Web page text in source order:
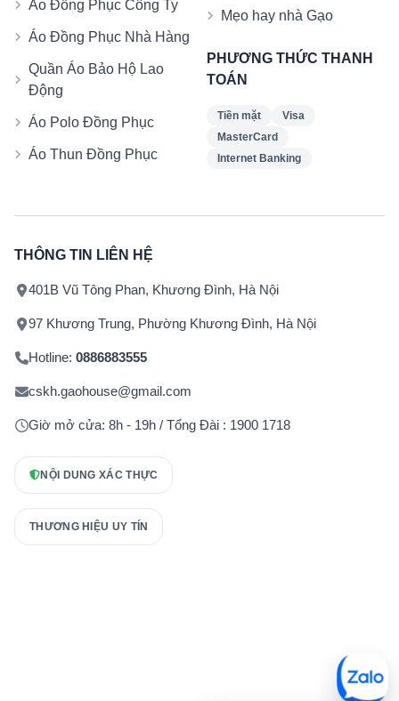
Áo Đồng Phục Công Ty
Áo Đồng Phục Nhà Hàng
Quần Áo Bảo Hộ Lao
Động
Áo Polo Đồng Phục
Áo Thun Đồng Phục
Mẹo hay nhà Gạo
PHƯƠNG THỨC THANH
TOÁN
Tiền mặt
Visa
MasterCard
Internet Banking
THÔNG TIN LIÊN HỆ
401B Vũ Tông Phan, Khương Đình, Hà Nội
97 Khương Trung, Phường Khương Đình, Hà Nội
Hotline: 0886883555
cskh.gaohouse@gmail.com
Giờ mở cửa: 8h - 19h / Tổng Đài : 1900 1718
NỘI DUNG XÁC THỰC
THƯƠNG HIỆU UY TÍN